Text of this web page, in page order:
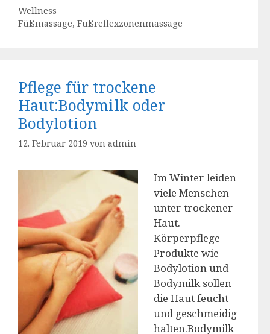
Kategorien
Wellness
Schlagwörter
Füßmassage, Fußreflexzonenmassage
Pflege für trockene
Haut:Bodymilk oder
Bodylotion
12. Februar 2019 von admin
Im Winter leiden
viele Menschen
unter trockener
Haut.
Körperpflege-
Produkte wie
Bodylotion und
Bodymilk sollen
die Haut feucht
und geschmeidig
halten.Bodymilk